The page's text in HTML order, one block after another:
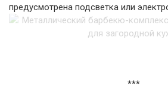
предусмотрена подсветка или
***